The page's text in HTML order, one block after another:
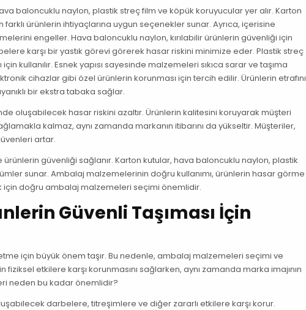
baloncuklu naylon, plastik streç film ve köpük koruyucular yer alır. Karton
ürünlerin ihtiyaçlarına uygun seçenekler sunar. Ayrıca, içerisine
engeller. Hava baloncuklu naylon, kırılabilir ürünlerin güvenliği için
karşı bir yastık görevi görerek hasar riskini minimize eder. Plastik streç
kullanılır. Esnek yapısı sayesinde malzemeleri sıkıca sarar ve taşıma
cihazlar gibi özel ürünlerin korunması için tercih edilir. Ürünlerin etrafını
bir ekstra tabaka sağlar.
oluşabilecek hasar riskini azaltır. Ürünlerin kalitesini koruyarak müşteri
kalmaz, aynı zamanda markanın itibarını da yükseltir. Müşteriler,
artar.
güvenliği sağlanır. Karton kutular, hava baloncuklu naylon, plastik
sunar. Ambalaj malzemelerinin doğru kullanımı, ürünlerin hasar görme
için doğru ambalaj malzemeleri seçimi önemlidir.
Güvenli Taşıması İçin
için büyük önem taşır. Bu nedenle, ambalaj malzemeleri seçimi ve
etkilere karşı korunmasını sağlarken, aynı zamanda marka imajının
neden bu kadar önemlidir?
darbelere, titreşimlere ve diğer zararlı etkilere karşı korur.